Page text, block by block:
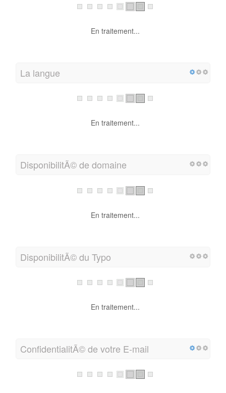
En traitement...
La langue
En traitement...
DisponibilitÃ© de domaine
En traitement...
DisponibilitÃ© du Typo
En traitement...
ConfidentialitÃ© de votre E-mail